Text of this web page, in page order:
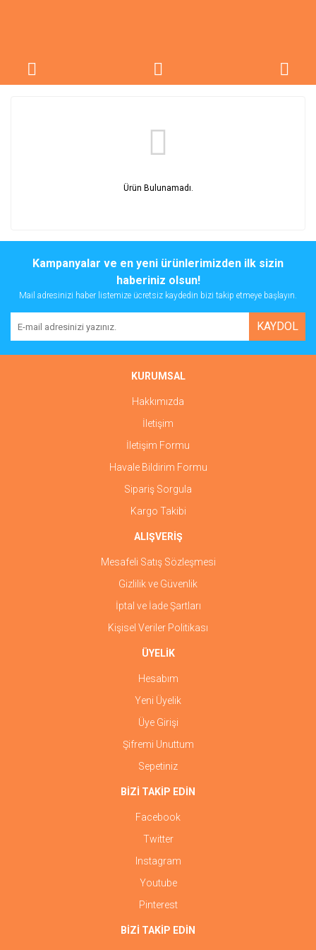
Ürün Bulunamadı.
Kampanyalar ve en yeni ürünlerimizden ilk sizin
haberiniz olsun!
Mail adresinizi haber listemize ücretsiz kaydedin bizi takip etmeye başlayın.
KAYDOL
KURUMSAL
Hakkımızda
İletişim
İletişim Formu
Havale Bildirim Formu
Sipariş Sorgula
Kargo Takibi
ALIŞVERİŞ
Mesafeli Satış Sözleşmesi
Gizlilik ve Güvenlik
İptal ve İade Şartları
Kişisel Veriler Politikası
ÜYELİK
Hesabım
Yeni Üyelik
Üye Girişi
Şifremi Unuttum
Sepetiniz
BİZİ TAKİP EDİN
Facebook
Twitter
Instagram
Youtube
Pinterest
BİZİ TAKİP EDİN